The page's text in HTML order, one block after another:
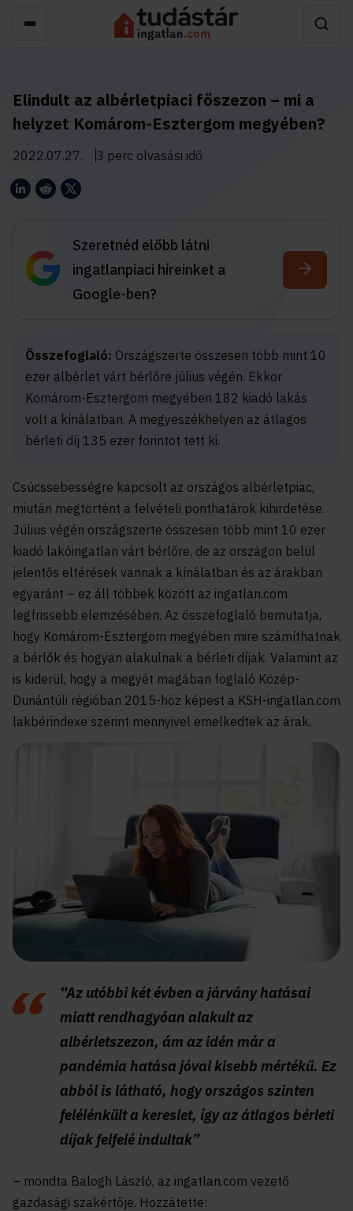
Elindult az albérletpiaci főszezon – mi a
helyzet Komárom-Esztergom megyében?
2022.07.27. 3 perc olvasási idő
Szeretnéd előbb látni
ingatlanpiaci híreinket a
Google-ben?
Összefoglaló: Országszerte összesen több mint 10
ezer albérlet várt bérlőre július végén. Ekkor
Komárom-Esztergom megyében 182 kiadó lakás
volt a kínálatban. A megyeszékhelyen az átlagos
bérleti díj 135 ezer forintot tett ki.
Csúcssebességre kapcsolt az országos albérletpiac,
miután megtörtént a felvételi ponthatárok kihirdetése.
Július végén országszerte összesen több mint 10 ezer
kiadó lakóingatlan várt bérlőre, de az országon belül
jelentős eltérések vannak a kínálatban és az árakban
egyaránt – ez áll többek között az ingatlan.com
legfrissebb elemzésében. Az összefoglaló bemutatja,
hogy Komárom-Esztergom megyében mire számíthatnak
a bérlők és hogyan alakulnak a bérleti díjak. Valamint az
is kiderül, hogy a megyét magában foglaló Közép-
Dunántúli régióban 2015-höz képest a KSH-ingatlan.com
lakbérindexe szerint mennyivel emelkedtek az árak.
“Az utóbbi két évben a járvány hatásai
miatt rendhagyóan alakult az
albérletszezon, ám az idén már a
pandémia hatása jóval kisebb mértékű. Ez
abból is látható, hogy országos szinten
felélénkült a kereslet, így az átlagos bérleti
díjak felfelé indultak”
– mondta Balogh László, az ingatlan.com vezető
gazdasági szakértője. Hozzátette: